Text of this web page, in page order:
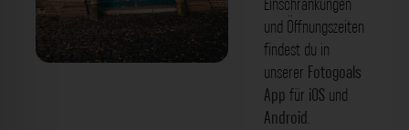
und Öffnungszeiten
findest du in
unserer Fotogoals
App für iOS und
Android.